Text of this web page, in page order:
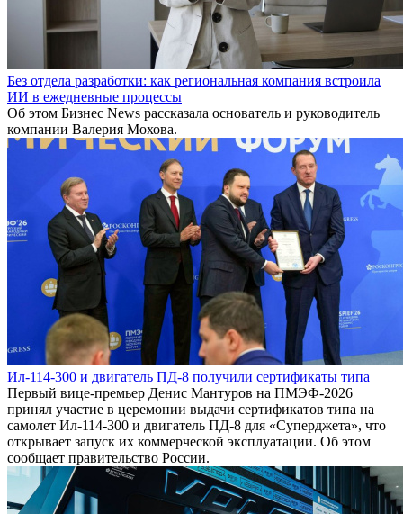
Без отдела разработки: как региональная компания встроила
ИИ в ежедневные процессы
Об этом Бизнес News рассказала основатель и руководитель
компании Валерия Мохова.
Ил-114-300 и двигатель ПД-8 получили сертификаты типа
Первый вице-премьер Денис Мантуров на ПМЭФ-2026
принял участие в церемонии выдачи сертификатов типа на
самолет Ил-114-300 и двигатель ПД-8 для «Суперджета», что
открывает запуск их коммерческой эксплуатации. Об этом
сообщает правительство России.